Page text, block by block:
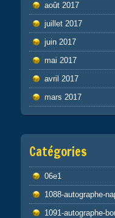
août 2017
juillet 2017
juin 2017
mai 2017
avril 2017
mars 2017
Catégories
06e1
1088-autographe-
1091-autographe-